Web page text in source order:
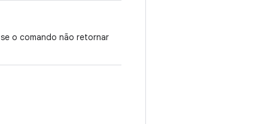
o comando não retornar